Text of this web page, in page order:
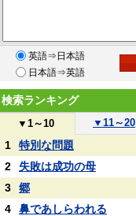
英語⇒日本語
日本語⇒英語
検索ランキング
▼ 1～10 ▼ 11～20
1
特別な問題
2
失敗は成功の母
3
郷
4
鼻であしらわれる